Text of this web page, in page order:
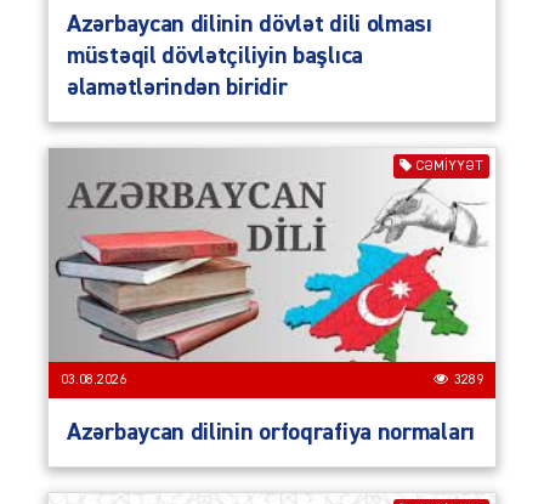
Azərbaycan dilinin dövlət dili olması
müstəqil dövlətçiliyin başlıca
əlamətlərindən biridir
CƏMIYYƏT
03.08.2026 3289
Azərbaycan dilinin orfoqrafiya normaları